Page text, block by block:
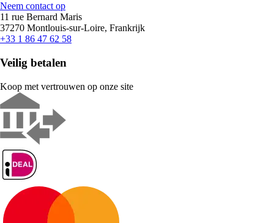
Neem contact op
11 rue Bernard Maris
37270 Montlouis-sur-Loire, Frankrijk
+33 1 86 47 62 58
Veilig betalen
Koop met vertrouwen op onze site